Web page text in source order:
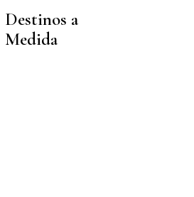
Destinos a
Medida